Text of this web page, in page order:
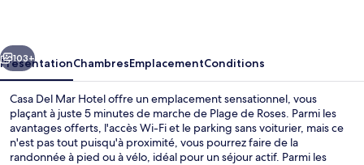
Suivant
103+
PrésentationChambresEmplacementConditions
Casa Del Mar Hotel offre un emplacement sensationnel, vous
plaçant à juste 5 minutes de marche de Plage de Roses. Parmi les
avantages offerts, l'accès Wi-Fi et le parking sans voiturier, mais ce
n'est pas tout puisqu'à proximité, vous pourrez faire de la
randonnée à pied ou à vélo, idéal pour un séjour actif. Parmi les